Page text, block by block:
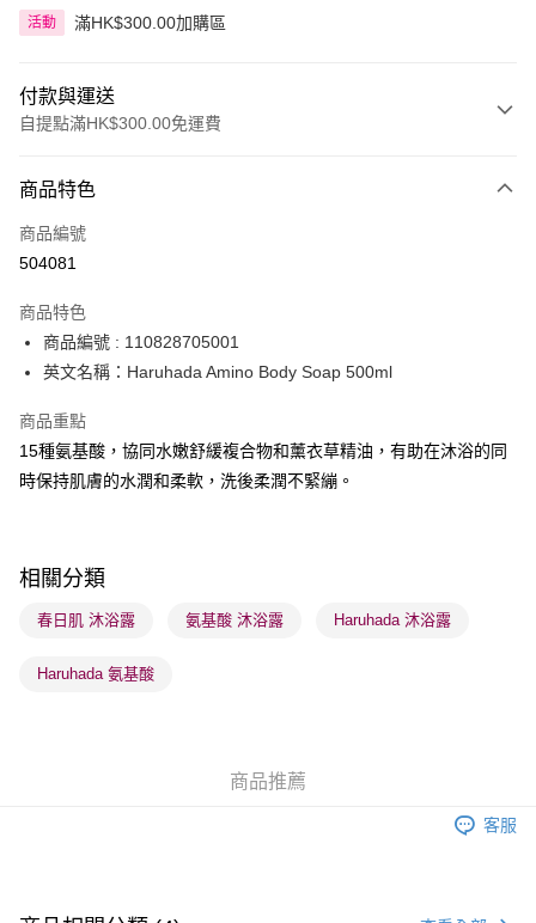
活動 滿HK$300.00加購區
付款與運送
自提點滿HK$300.00免運費
信用卡
Apple Pay
PayMe
WeChat Pay
BoC Pay
送貨方式
每筆HK$65.00，滿HK$300.00或以上免運費
確認發貨後1-3 工作天送達，訂單將隨機分配至SF順豐速運或京東
(香港門市) 只顯示可選門市。確認發貨後2-5個工作天到店，3天內
取。逾期會取消訂單，並不會安排重寄
商品特色
商品編號
504081
商品特色
商品編號 : 110828705001
英文名稱：Haruhada Amino Body Soap 500ml
商品重點
15種氨基酸，協同水嫩舒緩複合物和薰衣草精油，有助在沐浴的同
時保持肌膚的水潤和柔軟，洗後柔潤不緊繃。
相關分類
春日肌 沐浴露 氨基酸 沐浴露 Haruhada 沐浴露
Haruhada 氨基酸
商品推薦
客服